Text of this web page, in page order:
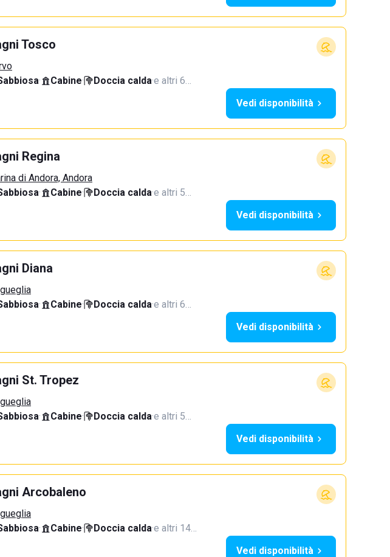
Tosco
· Cabine· Doccia calda·e altri 6…
Vedi disponibilità
Regina
di Andora, Andora
· Cabine· Doccia calda·e altri 5…
Vedi disponibilità
Diana
· Cabine· Doccia calda·e altri 6…
Vedi disponibilità
St. Tropez
· Cabine· Doccia calda·e altri 5…
Vedi disponibilità
Arcobaleno
· Cabine· Doccia calda·e altri 14…
Vedi disponibilità